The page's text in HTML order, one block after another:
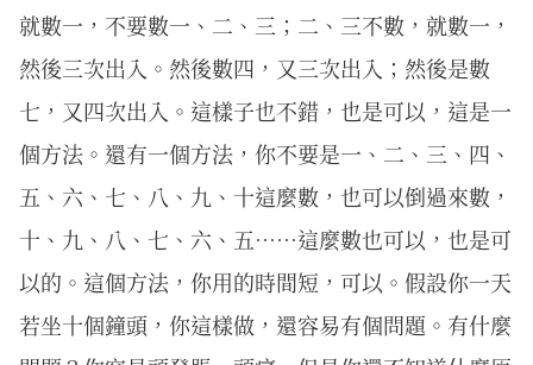
就數一，不要數一、二、三；二、三不數，就數一，
然後三次出入。然後數四，又三次出入；然後是數
七，又四次出入。這樣子也不錯，也是可以，這是一
個方法。還有一個方法，你不要是一、二、三、四、
五、六、七、八、九、十這麼數，也可以倒過來數，
十、九、八、七、六、五……這麼數也可以，也是可
以的。這個方法，你用的時間短，可以。假設你一天
若坐十個鐘頭，你這樣做，還容易有個問題。有什麼